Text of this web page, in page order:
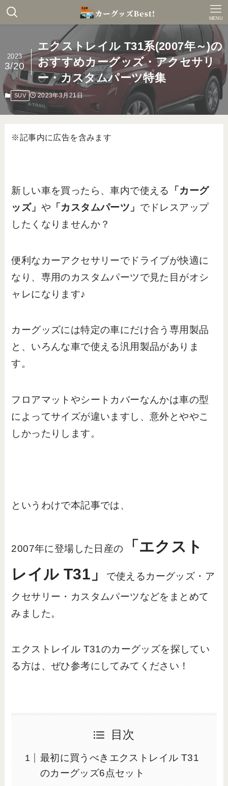
MENU
エクストレイル T31系(2007年～)の
おすすめカーグッズ・アクセサリ
ー・カスタムパーツ特集
2023
3/20
SUV 2023年3月21日
※記事内に広告を含みます
新しい車を買ったら、車内で使える
「カーグ
ッズ」 や 「カスタムパーツ」 でドレスアップ
したくなりませんか？
便利なカーアクセサリーでドライブが快適に
なり、専用のカスタムパーツで見た目がオシ
ャレになります♪
カーグッズには特定の車にだけ合う専用製品
と、いろんな車で使える汎用製品がありま
す。
フロアマットやシートカバーなんかは車の型
によってサイズが違いますし、意外とややこ
しかったりします。
というわけで本記事では、
2007年に登場した日産の
「エクスト
レイル T31」
で使えるカーグッズ・ア
クセサリー・カスタムパーツなどをまとめて
みました。
エクストレイル T31のカーグッズを探してい
る方は、ぜひ参考にしてみてください！
目次
最初に買うべきエクストレイル T31
のカーグッズ6点セット